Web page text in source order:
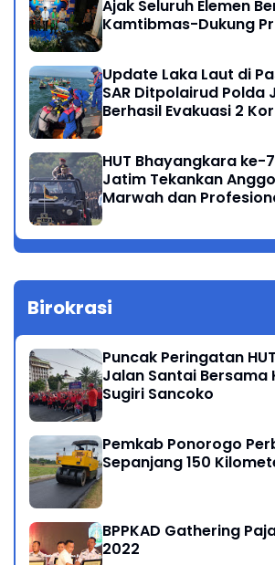
Ajak Seluruh Elemen
Kamtibmas-Dukung
Update Laka Laut di
SAR Ditpolairud Polda
Berhasil Evakuasi 2
HUT Bhayangkara ke-
Jatim Tekankan
Marwah dan
Birokrasi
Puncak Peringatan HUT
Jalan Santai Bersama
Sugiri Sancoko
Pemkab Ponorogo
Sepanjang 150
BPPKAD Gathering
2022